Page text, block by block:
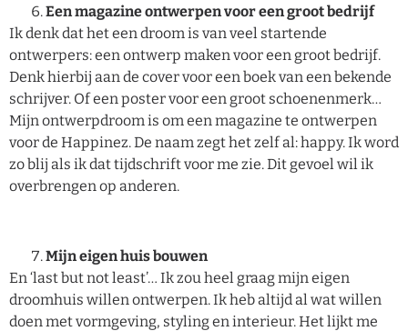
Een magazine ontwerpen voor een groot bedrijf
Ik denk dat het een droom is van veel startende
ontwerpers: een ontwerp maken voor een groot bedrijf.
Denk hierbij aan de cover voor een boek van een bekende
schrijver. Of een poster voor een groot schoenenmerk…
Mijn ontwerpdroom is om een magazine te ontwerpen
voor de Happinez. De naam zegt het zelf al: happy. Ik word
zo blij als ik dat tijdschrift voor me zie. Dit gevoel wil ik
overbrengen op anderen.
Mijn eigen huis bouwen
En ‘last but not least’… Ik zou heel graag mijn eigen
droomhuis willen ontwerpen. Ik heb altijd al wat willen
doen met vormgeving, styling en interieur. Het lijkt me